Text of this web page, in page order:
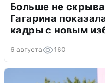
Больше не
Гагарина
кадры с новым
6 августа 160